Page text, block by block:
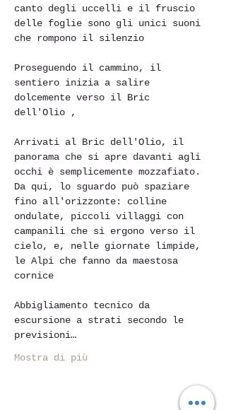
canto degli uccelli e il fruscio
delle foglie sono gli unici suoni
che rompono il silenzio
Proseguendo il cammino, il
sentiero inizia a salire
dolcemente verso il Bric
dell'Olio ,
Arrivati ​​al Bric dell'Olio, il
panorama che si apre davanti agli
occhi è semplicemente mozzafiato.
Da qui, lo sguardo può spaziare
fino all'orizzonte: colline
ondulate, piccoli villaggi con
campanili che si ergono verso il
cielo, e, nelle giornate limpide,
le Alpi che fanno da maestosa
cornice
Abbigliamento tecnico da
escursione a strati secondo le
previsioni…
Mostra di più